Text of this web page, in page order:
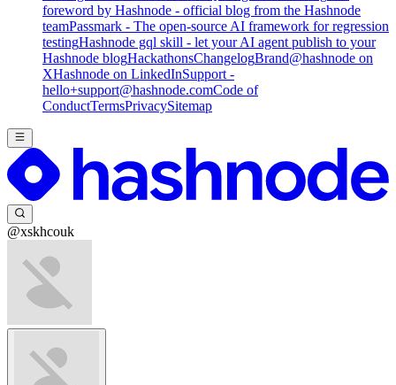
foreword by Hashnode - official blog from the Hashnode
teamPassmark - The open-source AI framework for regression
testingHashnode gql skill - let your AI agent publish to your
Hashnode blogHackathonsChangelogBrand@hashnode on
XHashnode on LinkedInSupport -
hello+support@hashnode.comCode of
ConductTermsPrivacySitemap
@xskhcouk